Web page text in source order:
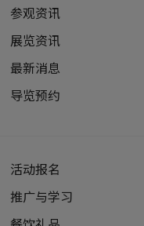
犍陀罗 (1)
北魏 (2)
北齐 (4)
辽代 (2)
清代 (3)
参观资讯
展览资讯
最新消息
导览预约
活动报名
推广与学习